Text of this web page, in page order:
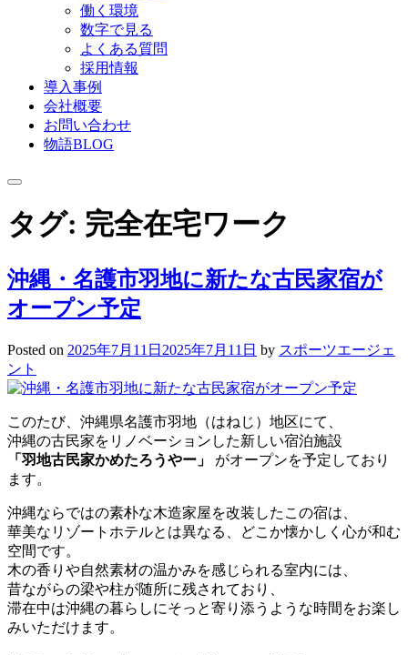
働く環境
数字で見る
よくある質問
採用情報
導入事例
会社概要
お問い合わせ
物語BLOG
タグ: 完全在宅ワーク
沖縄・名護市羽地に新たな古民家宿が
オープン予定
Posted on 2025年7月11日 2025年7月11日 by スポーツエージェ
ント
このたび、沖縄県名護市羽地（はねじ）地区にて、
沖縄の古民家をリノベーションした新しい宿泊施設
「羽地古民家かめたろうやー」
がオープンを予定しており
ます。
沖縄ならではの素朴な木造家屋を改装したこの宿は、
華美なリゾートホテルとは異なる、どこか懐かしく心が和む
空間です。
木の香りや自然素材の温かみを感じられる室内には、
昔ながらの梁や柱が随所に残されており、
滞在中は沖縄の暮らしにそっと寄り添うような時間をお楽し
みいただけます。